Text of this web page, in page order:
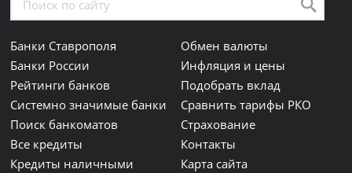
Банки Ставрополя
Банки России
Рейтинги банков
Системно значимые банки
Поиск банкоматов
Все кредиты
Кредиты наличными
Обмен валюты
Инфляция и цены
Подобрать вклад
Сравнить тарифы РКО
Страхование
Контакты
Карта сайта